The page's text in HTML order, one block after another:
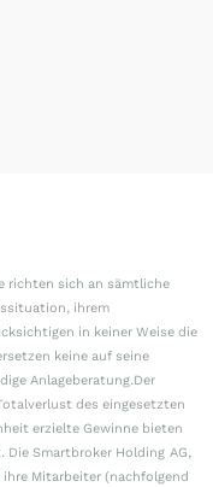
richten sich an sämtliche
ihrem
in keiner Weise die
keine auf seine
Anlageberatung.Der
des eingesetzten
erzielte Gewinne bieten
Die Smartbroker Holding AG,
Mitarbeiter (nachfolgend